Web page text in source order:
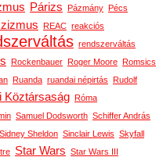
Párizs Pázmány
Pécs
REAC reakciós
rendszerváltás
Rockenbauer Roger Moore
Romsics
Ruanda ruandai népirtás
Rudolf
Köztársaság
Róma
Samuel Dodsworth Schiffer András
Sidney Sheldon Sinclair Lewis Skyfall
Star Wars Star Wars III